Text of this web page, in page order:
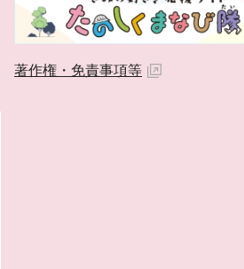
著作権・免責事項等